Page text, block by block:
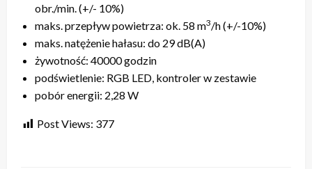
obr./min. (+/- 10%)
maks. przepływ powietrza: ok. 58 m3/h (+/-10%)
maks. natężenie hałasu: do 29 dB(A)
żywotność: 40000 godzin
podświetlenie: RGB LED, kontroler w zestawie
pobór energii: 2,28 W
Post Views: 377